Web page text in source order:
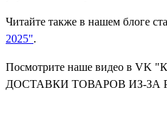
Читайте также в нашем блоге
2025".
Посмотрите наше видео в
ДОСТАВКИ ТОВАРОВ ИЗ-ЗА